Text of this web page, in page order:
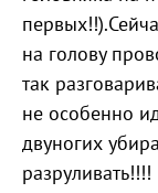
на голову
так
не особенно
двуногих
разруливать!!!!